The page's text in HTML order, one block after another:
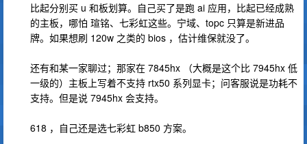
比起分别买 u 和板划算。自己买了是跑 ai 应用，比起已经成熟
的主板，哪怕 瑄铭、七彩虹这些。宁域、topc 只算是新进品
牌。如果想刷 120w 之类的 bios ，估计维保就没了。
还有和某一家聊过；那家在 7845hx （大概是这个比 7945hx 低
一级的）主板上写着不支持 rtx50 系列显卡；问客服说是功耗不
支持。但是说 7945hx 会支持。
618 ，自己还是选七彩虹 b850 方案。